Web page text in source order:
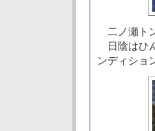
二ノ瀬ト
日陰はひ
ンディショ